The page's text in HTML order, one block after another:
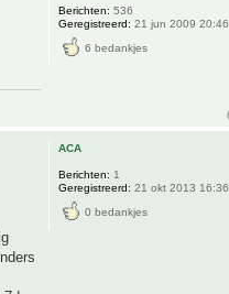
Berichten: 536
Geregistreerd: 21 jun 2009 20:46
6 bedankjes
ACA
Berichten: 1
Geregistreerd: 21 okt 2013 16:36
0 bedankjes